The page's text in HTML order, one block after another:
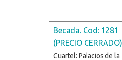
Becada. Cod: 1281
(PRECIO CERRADO)
Cuartel: Palacios de la